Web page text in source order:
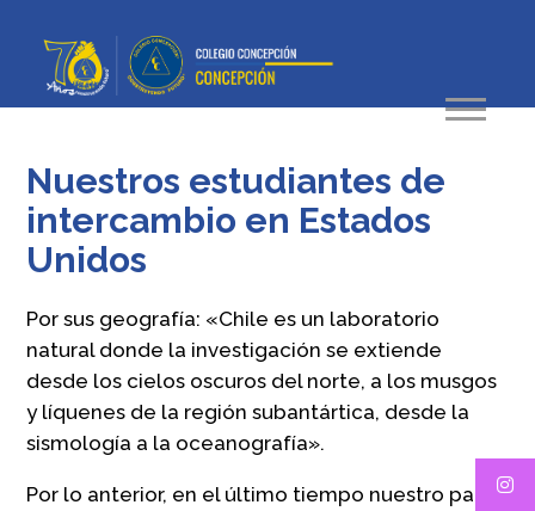
Nuestros estudiantes de
intercambio en Estados
Unidos
Por sus geografía: «Chile es un laboratorio
natural donde la investigación se extiende
desde los cielos oscuros del norte, a los musgos
y líquenes de la región subantártica, desde la
sismología a la oceanografía».
Por lo anterior, en el último tiempo nuestro país